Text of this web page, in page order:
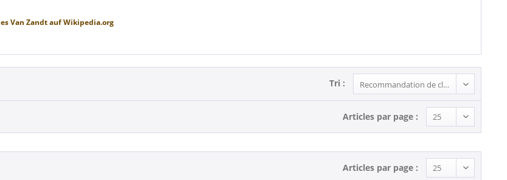
Van ZandtaufWikipedia.org
Tri :
Articles par page :
Articles par page :